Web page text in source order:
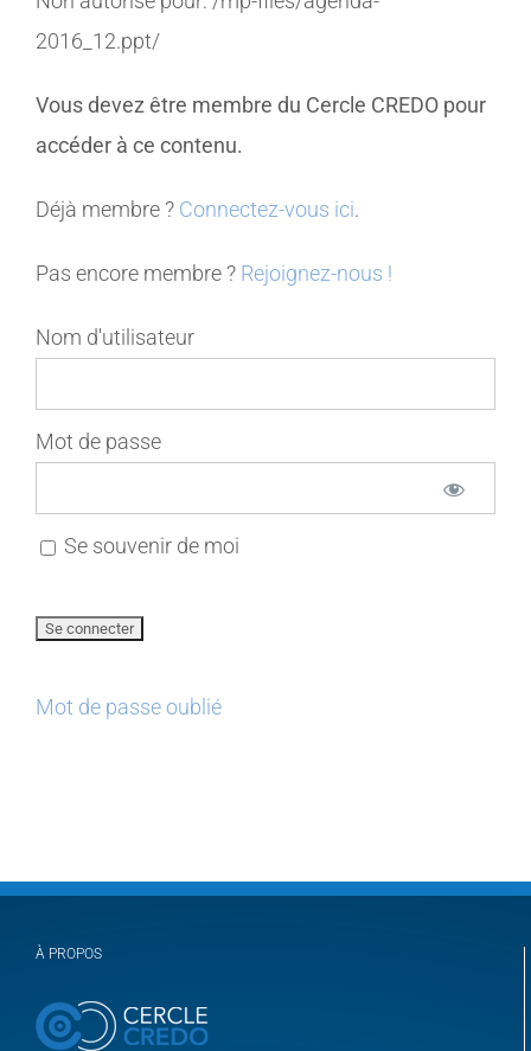
MEMBRES
CONTACT
2016_12.ppt/
Vous devez être membre du Cercle CREDO pour
accéder à ce contenu.
Déjà membre ? Connectez-vous ici.
Pas encore membre ? Rejoignez-nous !
Nom d'utilisateur
Mot de passe
Se souvenir de moi
Mot de passe oublié
À PROPOS